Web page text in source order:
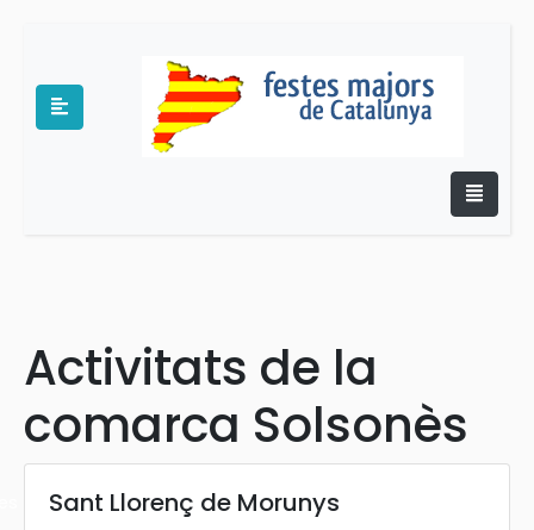
Activitats de la
comarca Solsonès
Sant Llorenç de Morunys